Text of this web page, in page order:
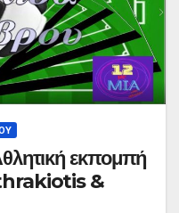
εκπομπή
&